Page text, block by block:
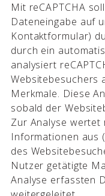
Mit reCAPTCHA
Dateneingabe auf
Kontaktformular)
durch ein
analysiert
Websitebesuchers
Merkmale. Diese
sobald der
Zur Analyse wertet
Informationen aus
des
Nutzer getätigte
Analyse erfassten